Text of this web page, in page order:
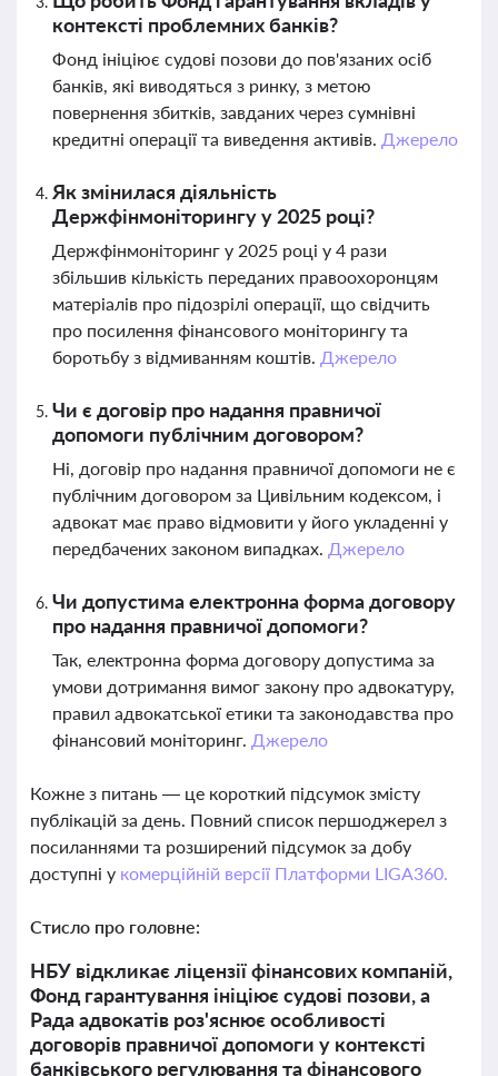
контексті проблемних банків?
Фонд ініціює судові позови до пов'язаних осіб
банків, які виводяться з ринку, з метою
повернення збитків, завданих через сумнівні
кредитні операції та виведення активів. Джерело
Як змінилася діяльність
Держфінмоніторингу у 2025 році?
Держфінмоніторинг у 2025 році у 4 рази
збільшив кількість переданих правоохоронцям
матеріалів про підозрілі операції, що свідчить
про посилення фінансового моніторингу та
боротьбу з відмиванням коштів. Джерело
Чи є договір про надання правничої
допомоги публічним договором?
Ні, договір про надання правничої допомоги не є
публічним договором за Цивільним кодексом, і
адвокат має право відмовити у його укладенні у
передбачених законом випадках. Джерело
Чи допустима електронна форма договору
про надання правничої допомоги?
Так, електронна форма договору допустима за
умови дотримання вимог закону про адвокатуру,
правил адвокатської етики та законодавства про
фінансовий моніторинг. Джерело
Кожне з питань — це короткий підсумок змісту
публікацій за день. Повний список першоджерел з
посиланнями та розширений підсумок за добу
доступні у комерційній версії Платформи LIGA360.
Стисло про головне:
НБУ відкликає ліцензії фінансових компаній,
Фонд гарантування ініціює судові позови, а
Рада адвокатів роз'яснює особливості
договорів правничої допомоги у контексті
банківського регулювання та фінансового